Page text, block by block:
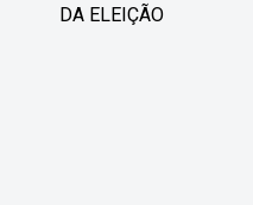
DA ELEIÇÃO